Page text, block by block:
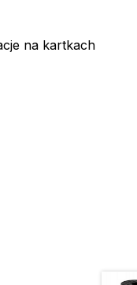
na kartkach